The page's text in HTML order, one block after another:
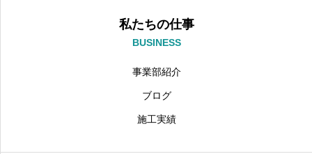
私たちの仕事
BUSINESS
事業部紹介
ブログ
施工実績